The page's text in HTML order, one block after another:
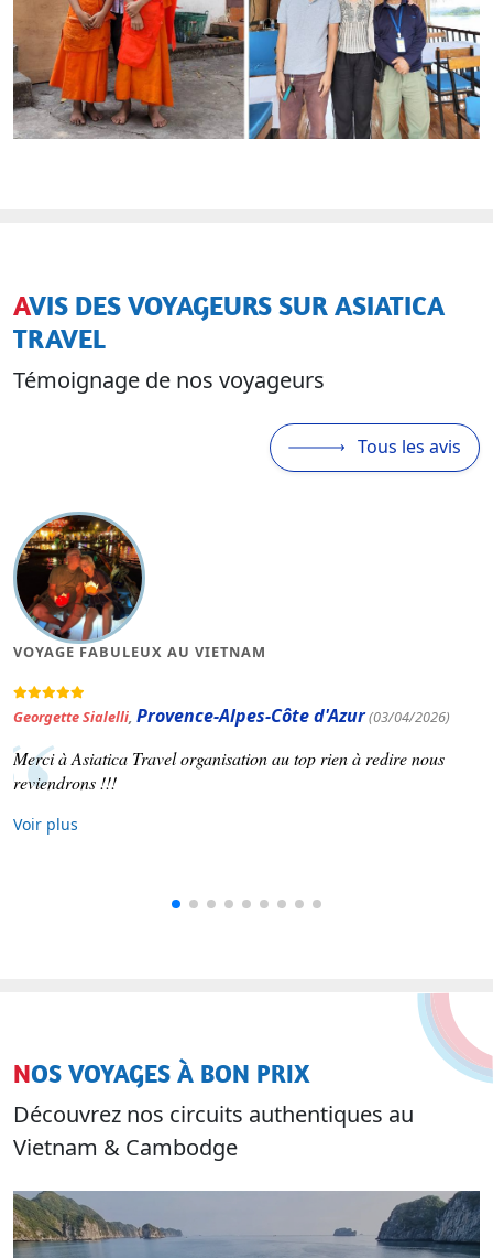
AVIS DES VOYAGEURS SUR ASIATICA
TRAVEL
Témoignage de nos voyageurs
Tous les avis
(03/04/2026)
à redire nous
MAGNIFIQUE VOYAGE AU VIETNAM
Patrick Varinard,Occitanie(19/03/2026)
Asiatica travel nous a concocté un voyage
NOS VOYAGES À BON PRIX
Découvrez nos circuits authentiques au
Vietnam & Cambodge